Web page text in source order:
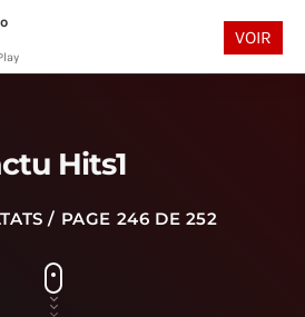
play_arrow
Hits1
/ PAGE 246 DE 252
VOIR